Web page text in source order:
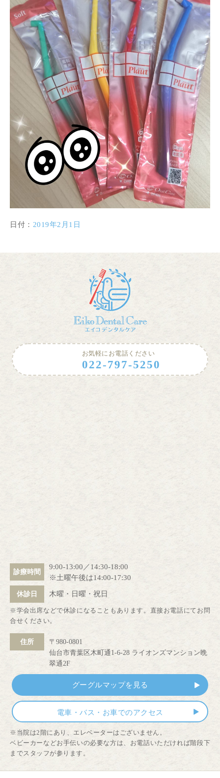
日付： 2019年2月1日
お気軽にお電話ください
022-797-5250
診療時間
9:00-13:00／14:30-18:00
※土曜午後は14:00-17:30
休診日 木曜・日曜・祝日
※学会出席などで休診になることもあります。直接お電話にてお問
合せください。
住所
〒980-0801
仙台市青葉区木町通1-6-28 ライオンズマンション晩
翠通2F
グーグルマップを見る
電車・バス・お車でのアクセス
※当院は2階にあり、エレベーターはございません。
ベビーカーなどお手伝いの必要な方は、お電話いただければ階段下
までスタッフが参ります。